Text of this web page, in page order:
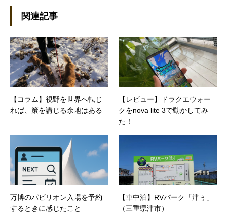
制作。プライベートでは、井上円了哲学塾の第
一期修了生として「哲学カフェ＠神保町」の世
話人、2020年以降は「なごテツ」のオンライン
カフェの世話人を務める。趣味は考えること。
関連記事
【コラム】視野を世界へ転じ
れば、策を講じる余地はある
【レビュー】ドラクエウォー
クをnova lite 3で動かしてみ
た！
万博のパビリオン入場を予約
するときに感じたこと
【車中泊】RVパーク「津ぅ」
（三重県津市）